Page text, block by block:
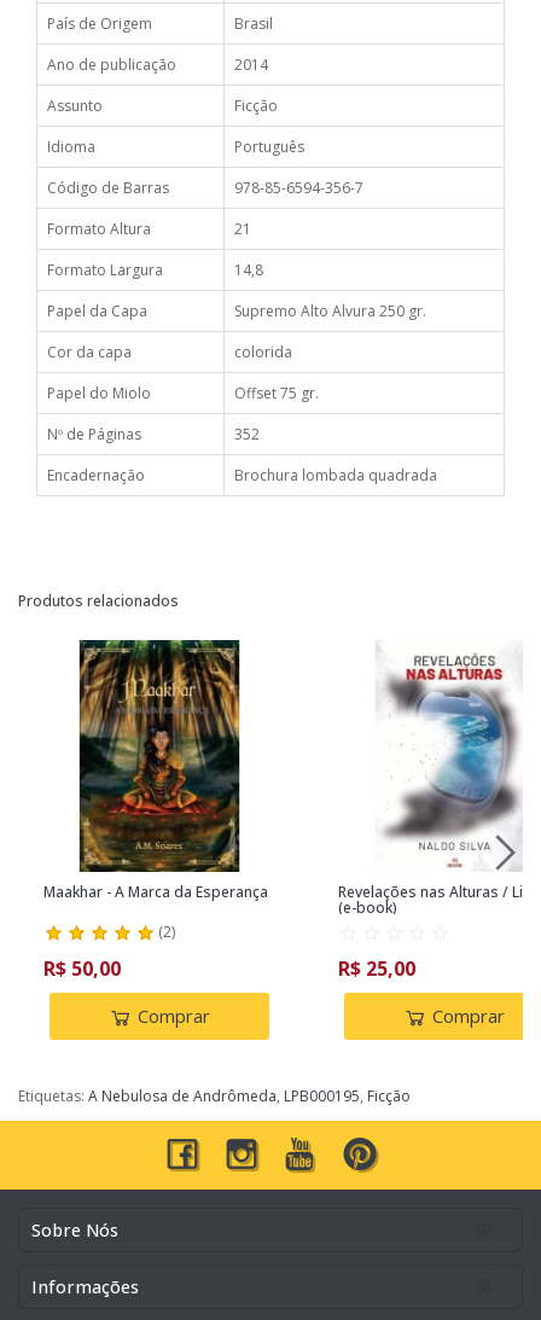
País de Origem
Brasil
Ano de publicação
2014
Assunto
Ficção
Idioma
Português
Código de Barras
978-85-6594-356-7
Formato Altura
21
Formato Largura
14,8
Papel da Capa
Supremo Alto Alvura 250 gr.
Cor da capa
colorida
Papel do Miolo
Offset 75 gr.
Nº de Páginas
352
Encadernação
Brochura lombada quadrada
Produtos relacionados
Maakhar - A Marca da Esperança
(2)
R$ 50,00
Comprar
Revelações nas Alturas /
(e-book)
R$ 25,00
Comprar
Etiquetas: A Nebulosa de Andrômeda, LPB000195, Ficção
Sobre Nós
Informações